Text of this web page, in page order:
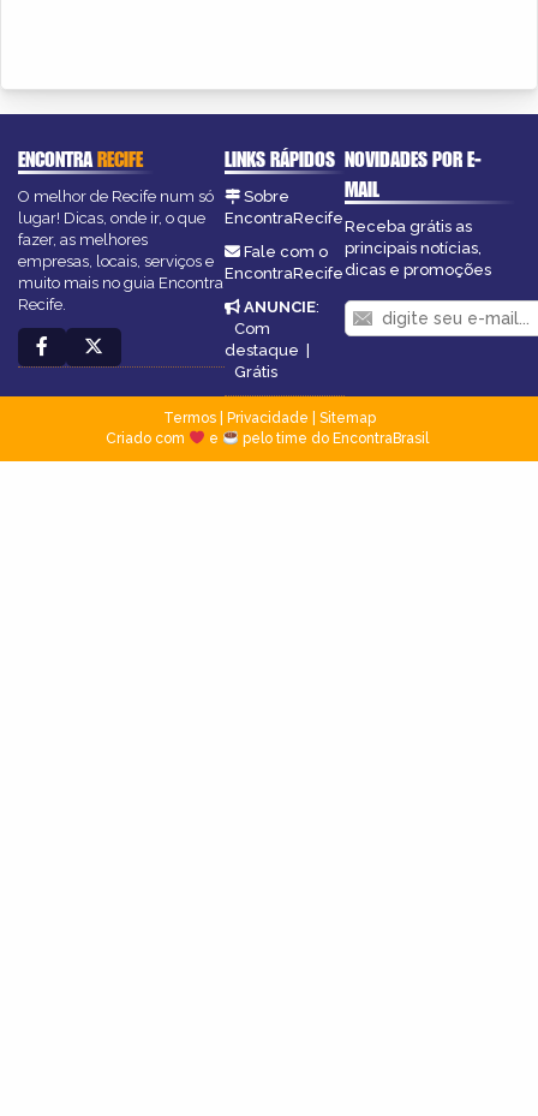
ENCONTRARECIFE
O melhor de Recife num só
lugar! Dicas, onde ir, o que
fazer, as melhores
empresas, locais, serviços e
muito mais no guia Encontra
Recife.
LINKS RÁPIDOS
Sobre
EncontraRecife
Fale com o
EncontraRecife
ANUNCIE:
Com
destaque |
Grátis
NOVIDADES POR E-
MAIL
Receba grátis as
principais notícias,
dicas e promoções
Termos| Privacidade
Sitemap
Criado com
e pelo time do EncontraBrasil